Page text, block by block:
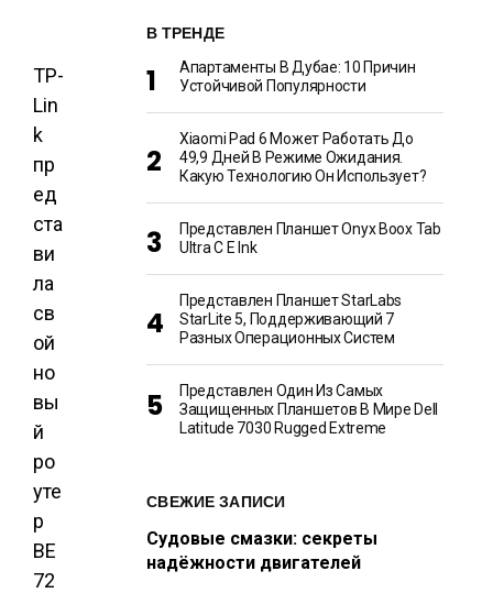
TP-
Lin
k
пр
ед
ста
ви
ла
св
ой
но
вы
й
ро
уте
р
BE
72
В ТРЕНДЕ
Апартаменты В Дубае: 10 Причин
Устойчивой Популярности
Xiaomi Pad 6 Может Работать До
49,9 Дней В Режиме Ожидания.
Какую Технологию Он Использует?
Представлен Планшет Onyx Boox Tab
Ultra C E Ink
Представлен Планшет StarLabs
StarLite 5, Поддерживающий 7
Разных Операционных Систем
Представлен Один Из Самых
Защищенных Планшетов В Мире Dell
Latitude 7030 Rugged Extreme
СВЕЖИЕ ЗАПИСИ
Судовые смазки: секреты
надёжности двигателей